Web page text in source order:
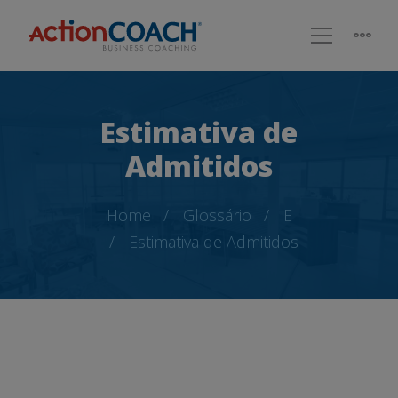
Estimativa de
Admitidos
Home Glossário
E
Estimativa de Admitidos